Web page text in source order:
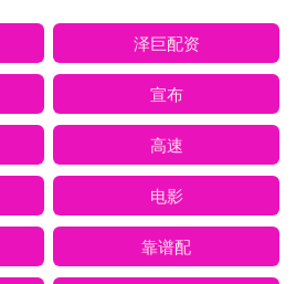
泽巨配资
宣布
高速
电影
靠谱配